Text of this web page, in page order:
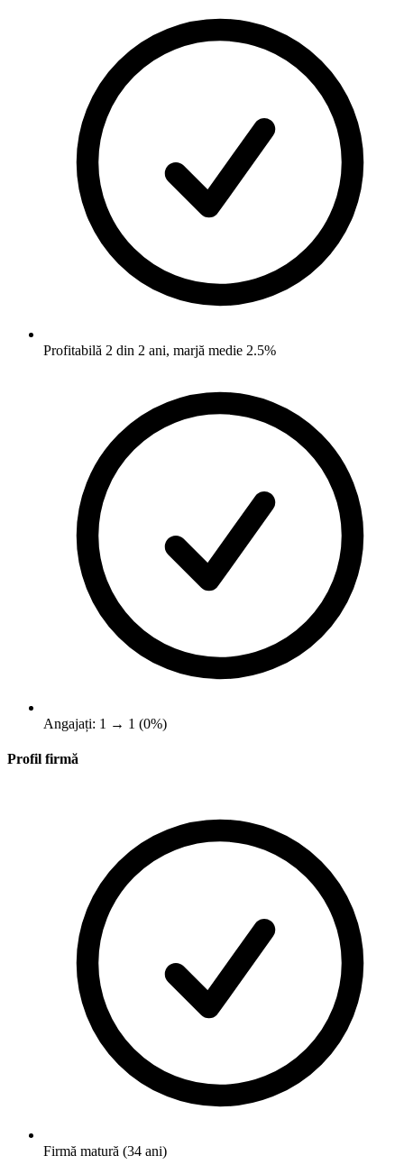
Profitabilă 2 din 2 ani, marjă medie 2.5%
Angajați: 1 → 1 (0%)
Profil firmă
Firmă matură (34 ani)